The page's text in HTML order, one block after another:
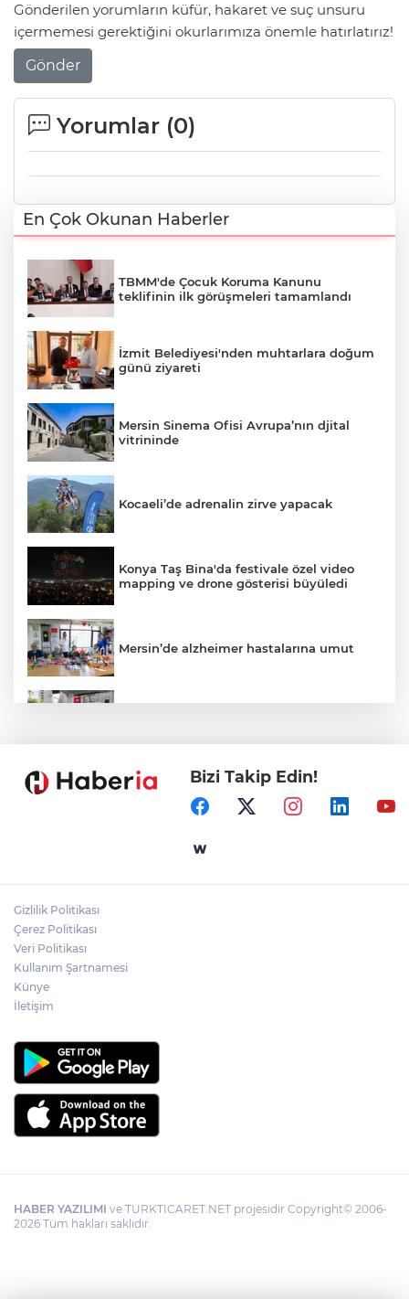
Gönderilen yorumların küfür, hakaret ve suç unsuru
içermemesi gerektiğini okurlarımıza önemle hatırlatırız!
Gönder
Yorumlar (0)
En Çok Okunan Haberler
TBMM'de Çocuk Koruma Kanunu
teklifinin ilk görüşmeleri tamamlandı
İzmit Belediyesi'nden muhtarlara doğum
günü ziyareti
Mersin Sinema Ofisi Avrupa’nın djital
vitrininde
Kocaeli’de adrenalin zirve yapacak
Konya Taş Bina'da festivale özel video
mapping ve drone gösterisi büyüledi
Mersin’de alzheimer hastalarına umut
Ormanya’nın Atlas’ı yaban hayatına ışık
Bursa İnegöl'de Alanyurt Yüzme
Bizi Takip Edin!
Gizlilik Politikası
Çerez Politikası
Veri Politikası
Kullanım Şartnamesi
Künye
İletişim
HABER YAZILIMI ve TURKTICARET.NET projesidir Copyright© 2006-
2026 Tüm hakları saklıdır.